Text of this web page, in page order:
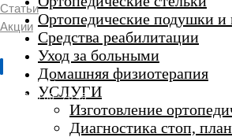
г. Люберцы
Пн-Вс 9:00 - 20:45
Ортопедические подушки и
Средства реабилитации
Уход за больными
Домашняя физиотерапия
УСЛУГИ
Изготовление
Диагностика стоп,
Статьи
Акции